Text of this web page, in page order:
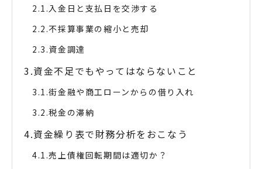
入金日と支払日を交渉する
不採算事業の縮小と売却
資金調達
資金不足でもやってはならないこと
街金融や商工ローンからの借り入れ
税金の滞納
資金繰り表で財務分析をおこなう
売上債権回転期間は適切か？